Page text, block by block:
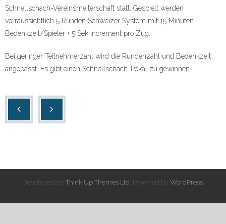
Schnellschach-Vereinsmeiterschaft statt. Gespielt werden
vorraussichtlich 5 Runden Schweizer System mit 15 Minuten
Bedenkzeit/Spieler + 5 Sek Increment pro Zug.
Bei geringer Teilnehmerzahl wird die Rundenzahl und Bedenkzeit
angepasst. Es gibt einen Schnellschach-Pokal zu gewinnen.
Developed by Think Up Themes Ltd . Powered by WordPress.